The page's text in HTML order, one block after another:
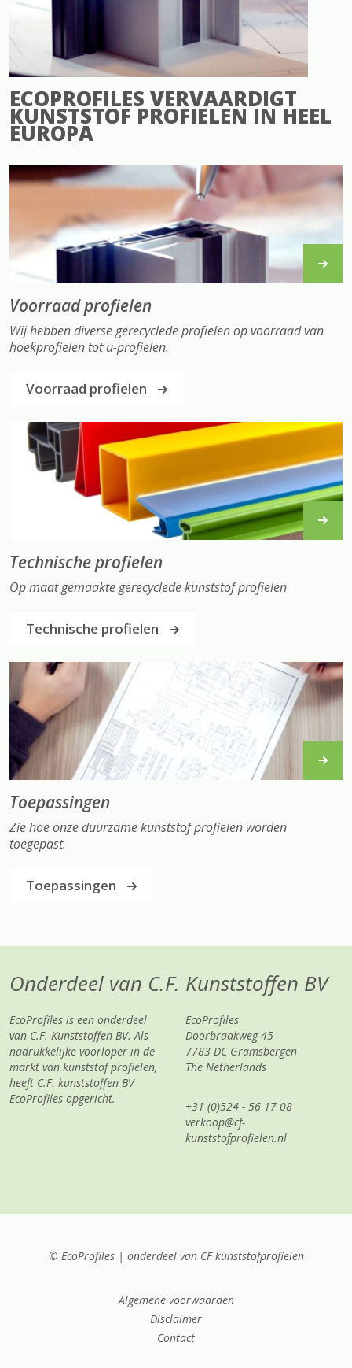
ECOPROFILES VERVAARDIGT
KUNSTSTOF PROFIELEN IN HEEL
EUROPA
Voorraad profielen
Wij hebben diverse gerecyclede profielen op voorraad van
hoekprofielen tot u-profielen.
Voorraad profielen
Technische profielen
Op maat gemaakte gerecyclede kunststof profielen
Technische profielen
Toepassingen
Zie hoe onze duurzame kunststof profielen worden
toegepast.
Toepassingen
Onderdeel van C.F. Kunststoffen BV
EcoProfiles is een onderdeel
van C.F. Kunststoffen BV. Als
nadrukkelijke voorloper in de
markt van kunststof profielen,
heeft C.F. kunststoffen BV
EcoProfiles opgericht.
EcoProfiles
Doorbraakweg 45
7783 DC Gramsbergen
The Netherlands
+31 (0)524 - 56 17 08
verkoop@cf-
kunststofprofielen.nl
© EcoProfiles | onderdeel van CF kunststofprofielen
Algemene voorwaarden
Disclaimer
Contact